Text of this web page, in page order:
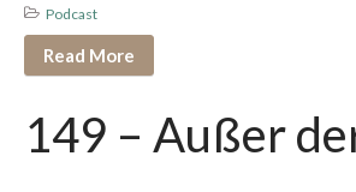
Dein
Podcast
Read More
149 – Außer